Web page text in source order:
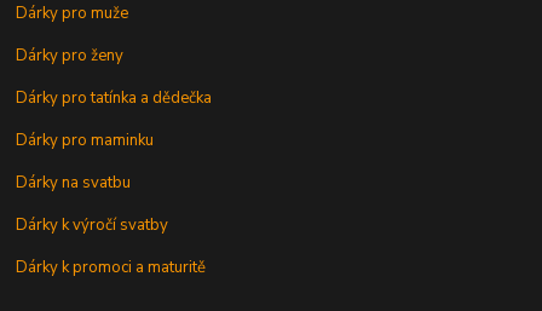
Dárky pro muže
Dárky pro ženy
Dárky pro tatínka a dědečka
Dárky pro maminku
Dárky na svatbu
Dárky k výročí svatby
Dárky k promoci a maturitě